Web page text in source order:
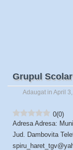
Grupul
Adaugat in April
0(0)
Adresa Adresa:
Jud. Dambovita